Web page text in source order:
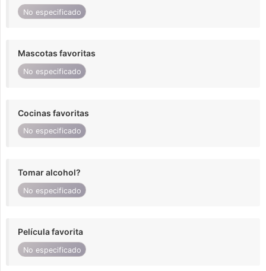
No especificado
Mascotas favoritas
No especificado
Cocinas favoritas
No especificado
Tomar alcohol?
No especificado
Película favorita
No especificado